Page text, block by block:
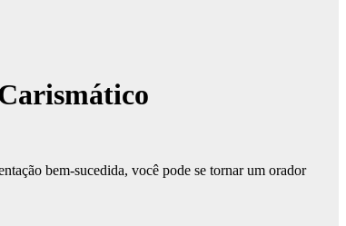
bem-sucedida, você pode se tornar um orador